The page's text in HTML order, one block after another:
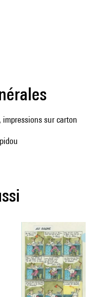
sur carton